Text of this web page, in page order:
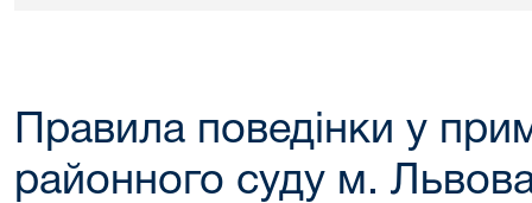
Правила поведінки у
районного суду м.